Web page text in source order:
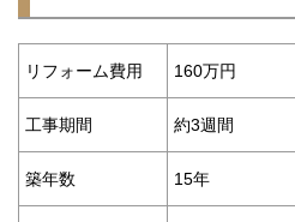
リフォーム費用 160万円
工事期間 約3週間
築年数 15年